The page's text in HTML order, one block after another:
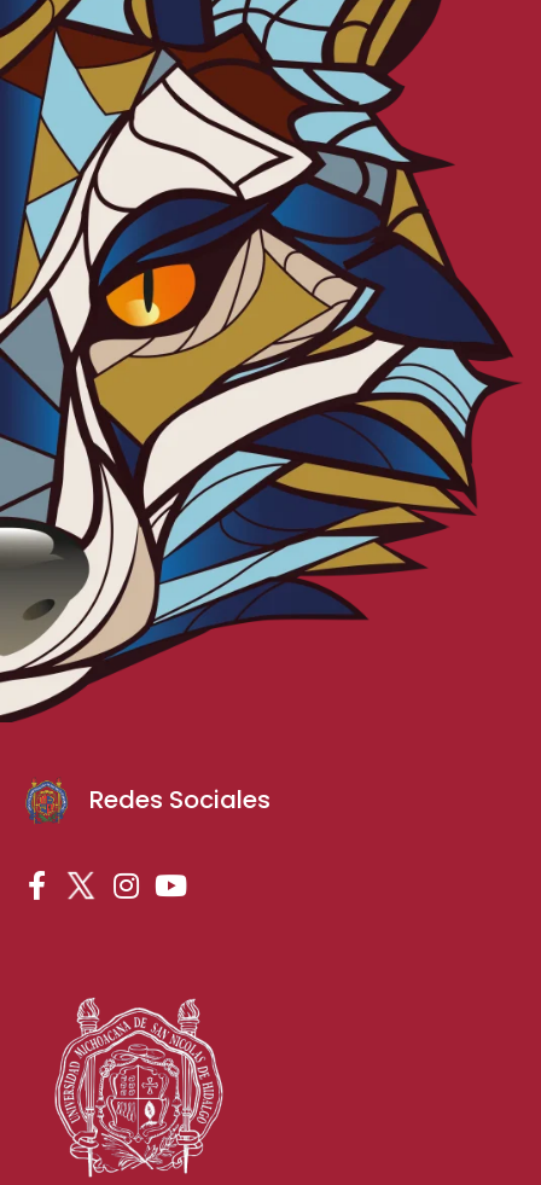
Redes Sociales